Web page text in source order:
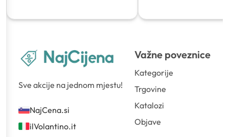
Sve akcije na jednom mjestu!
NajCena.si
ilVolantino.it
Važne poveznice
Kategorije
Trgovine
Katalozi
Objave